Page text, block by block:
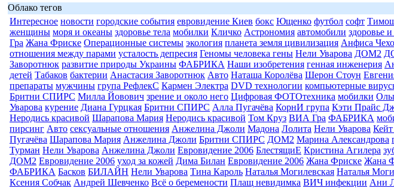
Облако тегов
Интересное новости городские события евровидение Киев бокс Ющенко футбол софт
женщины моря и океаны здоровье тела мобилки Кличко Астрономия автомобили здоровье
Гра Жана Фриске Операционные системы экология планета земля цивилизация Анфиса
отношения между парами усталость депресия Геномы человека гены Нели Уварова ДОМ2
Заворотнюк развитие природы Украины ФАБРИКА Наши изобретения генная инженерия
детей Табаков бактерии Анастасия Заворотнюк Авто Наташа Королёва Шерон Стоун
препараты мужчины група РефлекС Кармен Электра DVD технологии компьютерные
Бритни СПИРС Милла Йовович зрение и около него Цифровая ФОТОтехника мобилки
Уварова курение Диана Гурцкая Бритни СПИРС Алла Пугачёва КорнИ група Кэти Прайс
Неродись красивой Шарапова Мария Неродись красивой Том Круз ВИА Гра ФАБРИКА
пирсинг Авто сексуальные отношения Анжелина Джоли Мадона Лолита Нели Уварова
Пугачёва Шарапова Мария Анжелина Джоли Бритни СПИРС ДОМ2 Марина Александрова
Турман Нели Уварова Анжелина Джоли Евровидение 2006 БлестящиЕ Кристина Агилера
ДОМ2 Евровидение 2006 уход за кожей Дима Билан Евровидение 2006 Жана Фриске Жана
ФАБРИКА Басков БИЛАЙН Нели Уварова Тина Кароль Наталья Могилевская Наталья
Ксения Собчак Андрей Шевченко Всё о беремености Плащ невидимка ВИЧ инфекции Ани